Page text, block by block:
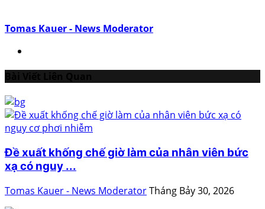
Tomas Kauer - News Moderator
Đề xuất khống chế giờ làm của nhân viên bức
xạ có nguy ...
Tomas Kauer - News ModeratorTháng Bảy 30, 2026